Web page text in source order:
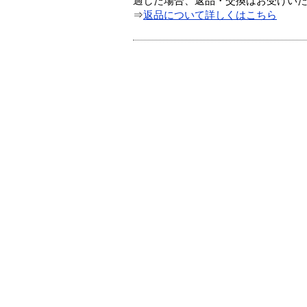
⇒返品について詳しくはこちら